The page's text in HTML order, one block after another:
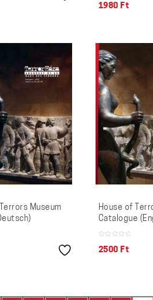
1980 Ft
Museum
House of
Catalogue
2500 Ft